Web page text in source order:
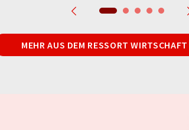
MEHR AUS DEM RESSORT